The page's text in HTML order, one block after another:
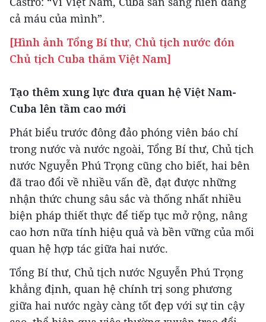
cả máu của mình”.
[Hình ảnh Tổng Bí thư, Chủ tịch nước đón
Chủ tịch Cuba thăm Việt Nam]
Tạo thêm xung lực đưa quan hệ Việt Nam-
Cuba lên tầm cao mới
Phát biểu trước đông đảo phóng viên báo chí
trong nước và nước ngoài, Tổng Bí thư, Chủ tịch
nước Nguyễn Phú Trọng cũng cho biết, hai bên
đã trao đổi về nhiều vấn đề, đạt được những
nhận thức chung sâu sắc và thống nhất nhiều
biện pháp thiết thực để tiếp tục mở rộng, nâng
cao hơn nữa tính hiệu quả và bền vững của mối
quan hệ hợp tác giữa hai nước.
Tổng Bí thư, Chủ tịch nước Nguyễn Phú Trọng
khẳng định, quan hệ chính trị song phương
giữa hai nước ngày càng tốt đẹp với sự tin cậy